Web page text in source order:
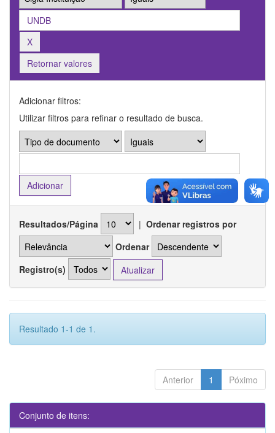
Retornar valores
Adicionar filtros:
Utilizar filtros para refinar o resultado de busca.
Resultados/Página | Ordenar registros por
Ordenar
Registro(s)
Resultado 1-1 de 1.
Anterior 1 Póximo
Conjunto de itens: